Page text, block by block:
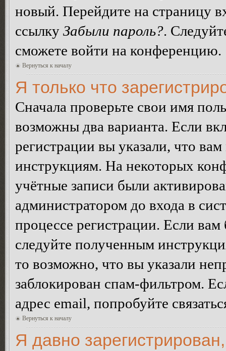
новый. Перейдите на страницу
ссылку Забыли пароль?.
сможете войти на конференцию.
Вернуться к началу
Я только что
Сначала проверьте свои имя
возможны два варианта. Если
регистрации вы указали, что
инструкциям. На некоторых
учётные записи были
администратором до входа в
процессе регистрации. Если
следуйте полученным
то возможно, что вы указали
заблокирован спам-фильтром.
адрес email, попробуйте
Вернуться к началу
Я давно